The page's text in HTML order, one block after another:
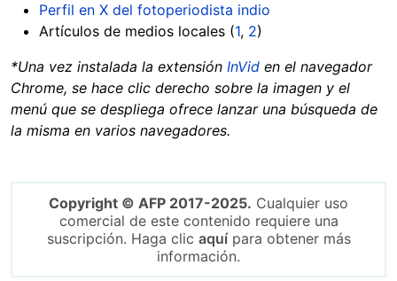
Perfil en X del fotoperiodista indio
Artículos de medios locales (1, 2)
*Una vez instalada la extensión InVid en el navegador
Chrome, se hace clic derecho sobre la imagen y el
menú que se despliega ofrece lanzar una búsqueda de
la misma en varios navegadores.
Copyright © AFP 2017-2025. Cualquier uso
comercial de este contenido requiere una
suscripción. Haga clic aquípara obtener más
información.